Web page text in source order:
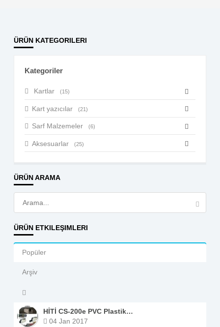
ÜRÜN KATEGORILERI
Kategoriler
Kartlar (15)
Kart yazıcılar (21)
Sarf Malzemeler (6)
Aksesuarlar (25)
ÜRÜN ARAMA
ÜRÜN ETKILEŞIMLERI
Popüler
Arşiv
HİTİ CS-200e PVC Plastik…
04 Jan 2017